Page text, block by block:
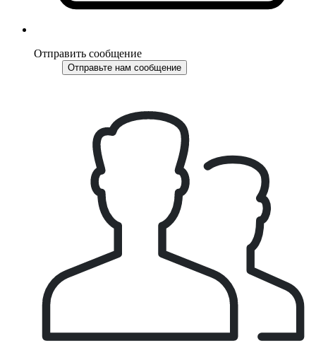
Отправить сообщение
Отправьте нам сообщение